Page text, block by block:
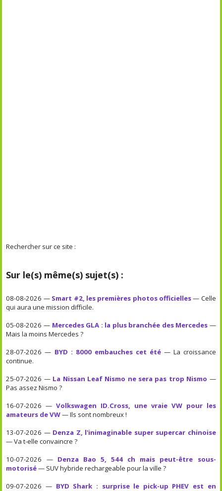
Rechercher sur ce site :
Sur le(s) même(s) sujet(s) :
08-08-2026 — Smart #2, les premières photos officielles— Celle
qui aura une mission difficile.
05-08-2026 — Mercedes GLA : la plus branchée des Mercedes —
Mais la moins Mercedes ?
28-07-2026 — BYD : 8000 embauches cet été— La croissance
continue.
25-07-2026 — La Nissan Leaf Nismo ne sera pas trop Nismo —
Pas assez Nismo ?
16-07-2026 —Volkswagen ID.Cross, une vraie VW pour les
amateurs de VW— Ils sont nombreux !
13-07-2026 — Denza Z, l'inimaginable super supercar chinoise
— Va t-elle convaincre ?
10-07-2026 — Denza Bao 5, 544 ch mais peut-être sous-
motorisé— SUV hybride rechargeable pour la ville ?
09-07-2026 — BYD Shark : surprise le pick-up PHEV est en